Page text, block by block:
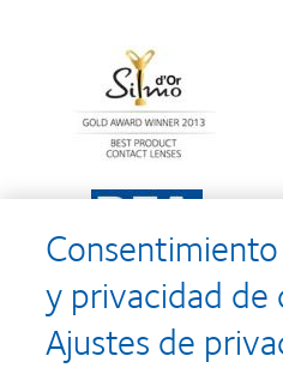
about
Premio
Silmo
mejor
con
MyDay™
Learn
about
2011:
Premios
a
mejor
Learn
y privacidad de
Ajustes de